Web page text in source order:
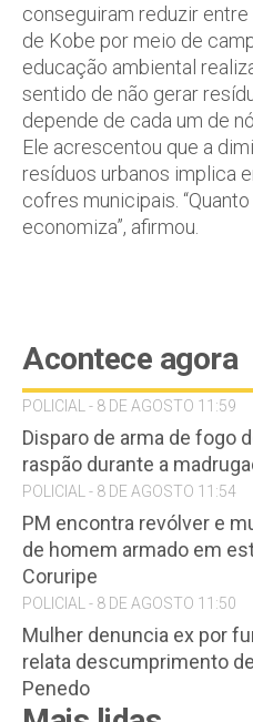
conseguiram reduzir
de Kobe por meio de
educação ambiental
sentido de não gerar
depende de cada um de
Ele acrescentou que a
resíduos urbanos implica
cofres municipais.
economiza”, afirmou.
Acontece agora
POLICIAL - 8 DE AGOSTO 11:59
Disparo de arma de fogo
raspão durante a
POLICIAL - 8 DE AGOSTO 11:54
PM encontra revólver e
de homem armado em
Coruripe
POLICIAL - 8 DE AGOSTO 11:50
Mulher denuncia ex por
relata descumprimento
Penedo